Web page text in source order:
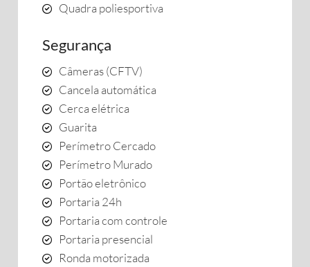
Quadra poliesportiva
Segurança
Câmeras (CFTV)
Cancela automática
Cerca elétrica
Guarita
Perímetro Cercado
Perímetro Murado
Portão eletrônico
Portaria 24h
Portaria com controle
Portaria presencial
Ronda motorizada